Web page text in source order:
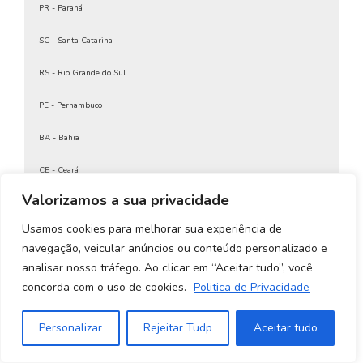
Valorizamos a sua privacidade
Usamos cookies para melhorar sua experiência de
navegação, veicular anúncios ou conteúdo personalizado e
analisar nosso tráfego. Ao clicar em “Aceitar tudo”, você
concorda com o uso de cookies. Politica de Privacidade
Personalizar Rejeitar Tudp Aceitar tudo
Certificado Digital Para CPF
Certificado Digital Para Emitir Nota Fiscal MEI
Certificado Digital Para MEI
Certificado Digital Para Nota Fiscal
Certificado Digital Pessoa Física
Certificado Digital Pessoa Física Preço
Certificado Digital Pessoa Jurídica
Certificado Digital PF A1
Certificado Digital PJ
Certificado Digital PJ A1
Certificado Digital Receita Federal
Certificado Digital Renovação
Certificado Digital São Paulo
PR - Paraná
SC - Santa Catarina
RS - Rio Grande do Sul
PE - Pernambuco
BA - Bahia
CE - Ceará
Goiás e Distrito Federal
MS - Mato Grosso do Sul
MT - Mato Grosso
RS - Rio Grande do Sul